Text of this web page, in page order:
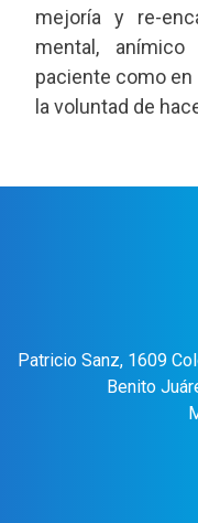
mejoría y re-
mental,
paciente como
la voluntad de
Patricio Sanz, 1609
Benito